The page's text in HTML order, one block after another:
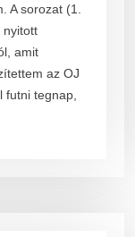
A sorozat (1.
nyitott
amit
az OJ
tegnap,